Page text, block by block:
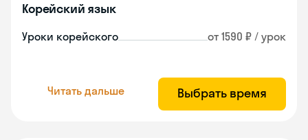
Корейский язык
Уроки корейского от 1590 ₽ / урок
Читать дальше Выбрать время